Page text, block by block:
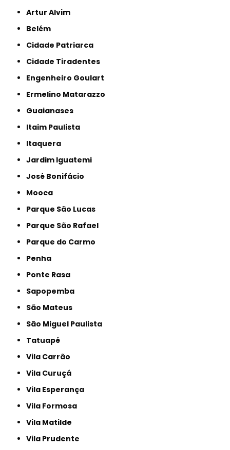
Artur Alvim
Belém
Cidade Patriarca
Cidade Tiradentes
Engenheiro Goulart
Ermelino Matarazzo
Guaianases
Itaim Paulista
Itaquera
Jardim Iguatemi
José Bonifácio
Mooca
Parque São Lucas
Parque São Rafael
Parque do Carmo
Penha
Ponte Rasa
Sapopemba
São Mateus
São Miguel Paulista
Tatuapé
Vila Carrão
Vila Curuçá
Vila Esperança
Vila Formosa
Vila Matilde
Vila Prudente